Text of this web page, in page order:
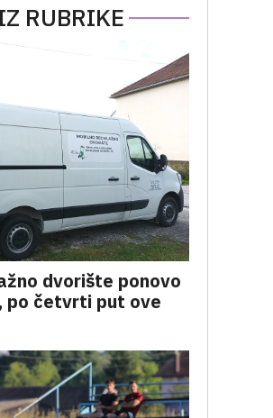
RUBRIKE
dvorište ponovo
po četvrti put ove